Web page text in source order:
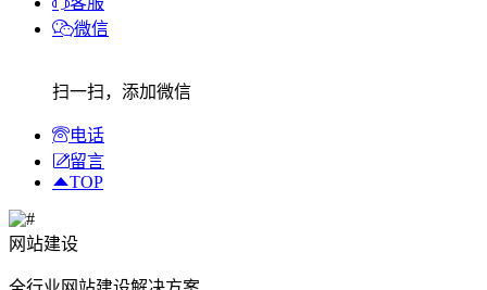
微信
扫一扫，添加微信
电话
留言
TOP
网站建设